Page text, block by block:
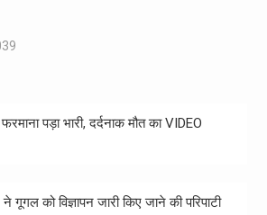
पड़ा भारी, दर्दनाक मौत का VIDEO
गूगल को विज्ञापन जारी किए जाने की परिपाटी